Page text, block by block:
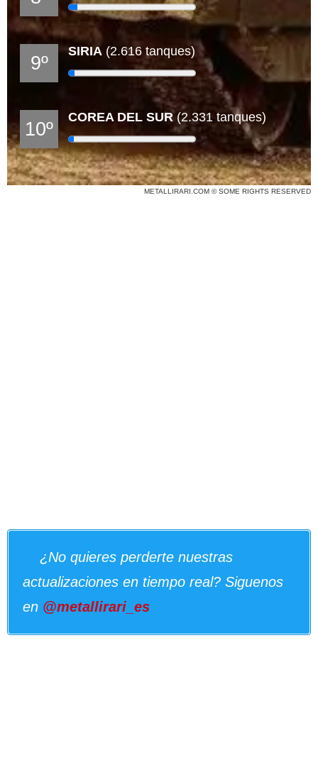
9º
SIRIA (2.616 tanques)
10º
COREA DEL SUR(2.331 tanques)
METALLIRARI.COM © SOME RIGHTS RESERVED
¿No quieres perderte nuestras
actualizaciones en tiempo real? Siguenos
en @metallirari_es